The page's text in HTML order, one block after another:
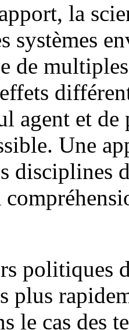
la
systèmes
de
agent et
Une
disciplines
politiques
plus
le cas des